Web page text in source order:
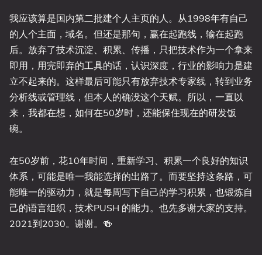
我应该算是国内第二批建个人主页的人。从1998年有自己
的人个主面，域名。但还是那句，赢在起跑线，输在起跑
后。放弃了技术沉淀、积累、传播，只把技术作为一个拿来
即用，用完即弃的工具的话，认识深度，行业的影响力是建
立不起来的。这样最后可能只有放弃技术专家线，转到业务
分析线或管理线，但本人的确没这个天赋。所以，一直以
来，我都在想，如何在50岁时，还能保住现在的研发饭
碗。
在50岁前，花10年时间，重新学习、积累一个良好的知识
体系，可能是唯一我能选择的出路了。而要坚持这条路，可
能唯一的驱动力，就是每周写下自己的学习积累，也锻炼自
己的语言组织，技术PUSH 的能力。也先多谢大家的支持。
2021到2030。谢谢。🍻